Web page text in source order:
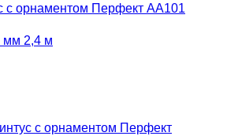
с орнаментом Перфект AA101